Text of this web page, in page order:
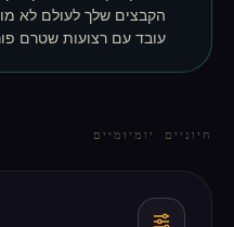
הקבצים שלך לעולם לא
עובד עם רצועות שטרם
חיוניים יומיומיים